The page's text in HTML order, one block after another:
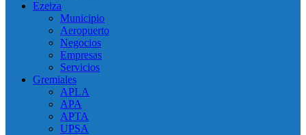
Ezeiza
Municipio
Aeropuerto
Negocios
Empresas
Servicios
Gremiales
APLA
APA
APTA
UPSA